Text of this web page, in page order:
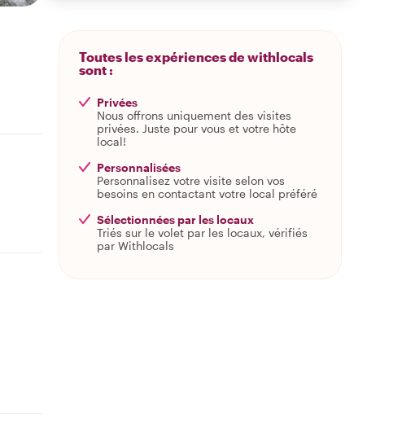
Toutes les expériences de withlocals
sont :
Privées
Nous offrons uniquement des visites
privées. Juste pour vous et votre hôte
local!
Personnalisées
Personnalisez votre visite selon vos
besoins en contactant votre local préféré
Sélectionnées par les locaux
Triés sur le volet par les locaux, vérifiés
par Withlocals